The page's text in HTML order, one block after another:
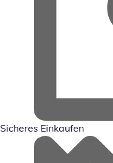
Sicheres Einkaufen